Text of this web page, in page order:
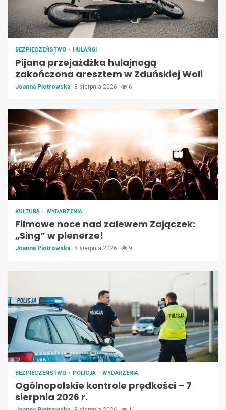
BEZPIECZEŃSTWO HULAŃGI
Pijana przejażdżka hulajnogą
zakończona aresztem w Zduńskiej Woli
Joanna Piotrowska 8 sierpnia 2026 6
KULTURA WYDARZENIA
Filmowe noce nad zalewem Zajączek:
„Sing” w plenerze!
Joanna Piotrowska 8 sierpnia 2026 9
BEZPIECZEŃSTWO POLICJA WYDARZENIA
Ogólnopolskie kontrole prędkości – 7
sierpnia 2026 r.